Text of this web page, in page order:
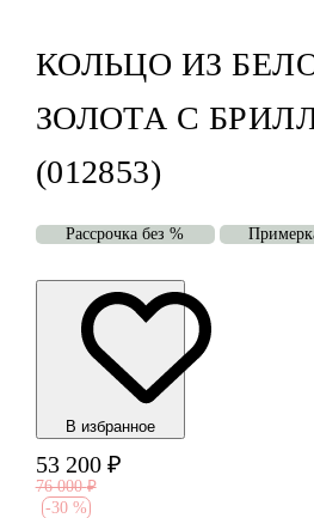
КОЛЬЦО ИЗ
ЗОЛОТА С
(012853)
Рассрочка без %
В избранноe
53 200 ₽
76 000 ₽
-30 %